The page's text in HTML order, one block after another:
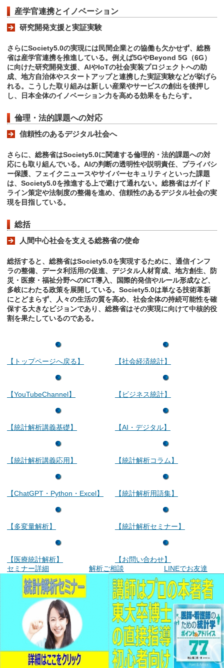
産学官連携とイノベーション
研究開発支援と実証実験
さらにSociety5.0の実現には民間企業との協働も欠かせず、総務
省は産学官連携を推進している。例えば5GやBeyond 5G（6G）
に向けた研究開発支援、AIやIoTの社会実装プロジェクトへの助
成、地方自治体やスタートアップと連携した実証実験などが挙げら
れる。こうした取り組みは新しい産業やサービスの創出を後押し
し、日本全体のイノベーション力を高める効果をもたらす。
倫理・法的課題への対応
信頼性のあるデジタル社会へ
さらに、総務省はSociety5.0に関連する倫理的・法的課題への対
応にも取り組んでいる。AIの判断の透明性や説明責任、プライバシ
ー保護、フェイクニュースやサイバーセキュリティといった課題
は、Society5.0を推進する上で避けて通れない。総務省はガイド
ライン策定や法制度の整備を進め、信頼性のあるデジタル社会の実
現を目指している。
総括
人間中心社会を支える総務省の使命
総括すると、総務省はSociety5.0を実現するために、通信インフ
ラの整備、データ利活用の促進、デジタル人材育成、地方創生、防
災・医療・福祉分野へのICT導入、国際的発信やルール形成など、
多岐にわたる政策を展開している。Society5.0は単なる技術革新
にとどまらず、人々の生活の質を高め、社会全体の持続可能性を確
保する大きなビジョンであり、総務省はその実現に向けて中核的役
割を果たしているのである。
【トップページへ戻る】
【YouTubeChannel】
【統計解析講義基礎】
【統計解析講義応用】
【ChatGPT・Python・Excel】
【多変量解析】
【医療統計解析】
【社会経済統計】
【ビジネス統計】
【AI・デジタル】
【統計解析コラム】
【統計解析用語集】
【統計解析セミナー】
【お問い合わせ】
セミナー詳細
解析ご相談 LINEでお友達